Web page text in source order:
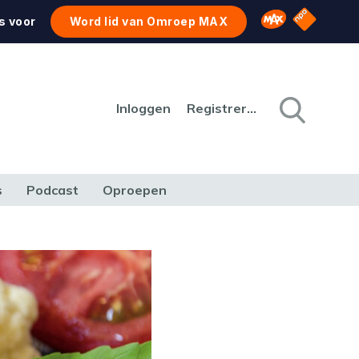
voor Word lid van Omroep MAX Omroep MAX
NPO
Inloggen Registreren
Podcast Oproepen